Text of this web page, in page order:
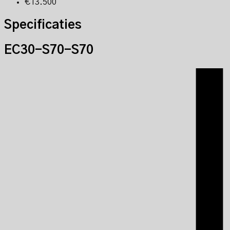
€13.500
Specificaties
EC30-S70-S70